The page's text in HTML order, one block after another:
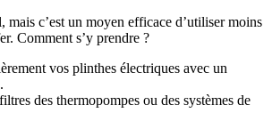
mais c’est un moyen efficace d’utiliser moins
Comment s’y prendre ?
vos plinthes électriques avec un
des thermopompes ou des systèmes de